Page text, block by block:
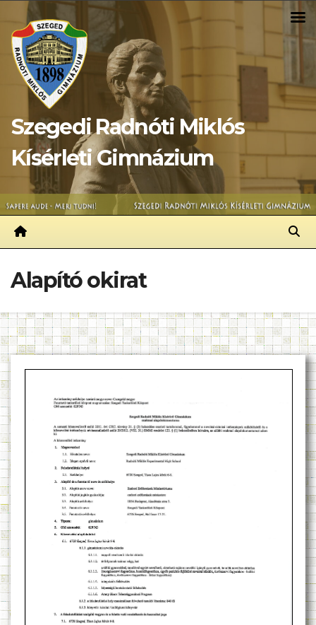
content
Szegedi Radnóti Miklós
Kísérleti Gimnázium
Alapító okirat